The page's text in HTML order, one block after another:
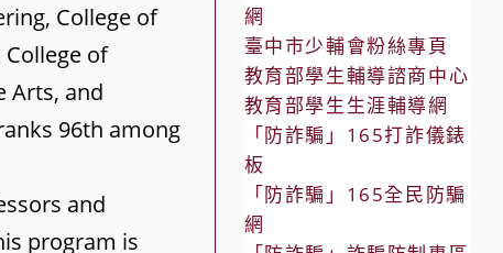
College of
College of
Arts, and
96th among
and
program is
網
臺中市少輔會粉絲專頁
教育部學生輔導諮商中心
教育部學生生涯輔導網
「防詐騙」165打詐儀錶
板
「防詐騙」165全民防騙
網